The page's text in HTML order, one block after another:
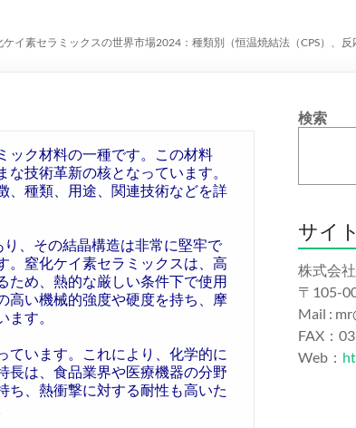
ケイ素セラミックスの世界市場2024：種類別（恒温焼結法（CPS）、
ック材料の一種です。この材料
技術革新の核となっています。
、種類、用途、関連技術などを詳
、その結晶構造は非常に堅牢で
。窒化ケイ素セラミックスは、高
ため、熱的な厳しい条件下で使用
高い機械的強度や硬度を持ち、摩
す。
ています。これにより、化学的に
長は、食品業界や医療機器の分野
ち、熱衝撃に対する耐性も高いた
検索
サイ
株式会
〒105-
Mail :
FAX：
Web：